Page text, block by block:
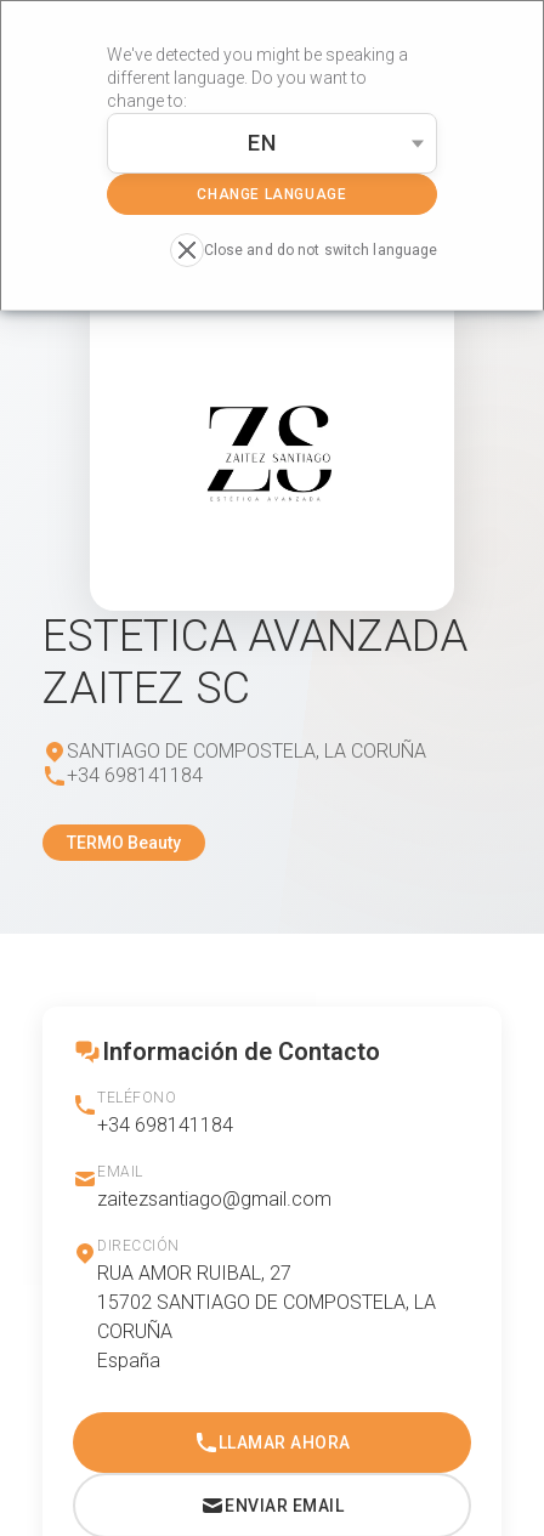
We've detected you might be speaking a
different language. Do you want to
change to:
EN
CHANGE LANGUAGE
Close and do not switch language
» ESTETICA AVANZADA ZAITEZ SC
ESTETICA AVANZADA
ZAITEZ SC
SANTIAGO DE COMPOSTELA, LA CORUÑA
+34 698141184
TERMO Beauty
Información de Contacto
TELÉFONO
+34 698141184
EMAIL
zaitezsantiago@gmail.com
DIRECCIÓN
RUA AMOR RUIBAL, 27
15702 SANTIAGO DE COMPOSTELA, LA
CORUÑA
España
LLAMAR AHORA
ENVIAR EMAIL